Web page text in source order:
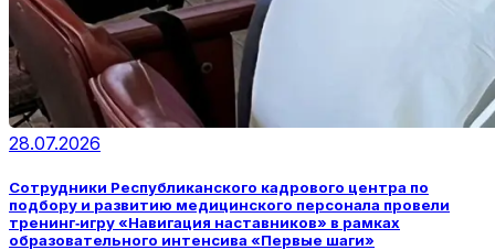
28.07.2026
Сотрудники Республиканского кадрового центра по
подбору и развитию медицинского персонала провели
тренинг‑игру «Навигация наставников» в рамках
образовательного интенсива «Первые шаги»